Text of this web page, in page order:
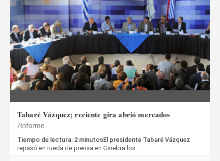
Tabaré Vázquez; reciente gira abrió mercados
Informe
Tiempo de lectura: 2 minutosEl presidente Tabaré Vázquez
repasó en rueda de prensa en Ginebra los…